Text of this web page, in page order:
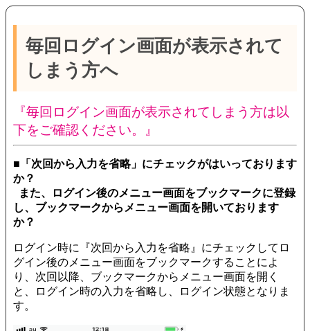
毎回ログイン画面が表示されて
しまう方へ
『毎回ログイン画面が表示されてしまう方は以
下をご確認ください。』
■「次回から入力を省略」にチェックがはいっております
か？
また、ログイン後のメニュー画面をブックマークに登録
し、ブックマークからメニュー画面を開いております
か？
ログイン時に『次回から入力を省略』にチェックしてロ
グイン後のメニュー画面をブックマークすることによ
り、次回以降、ブックマークからメニュー画面を開く
と、ログイン時の入力を省略し、ログイン状態となりま
す。